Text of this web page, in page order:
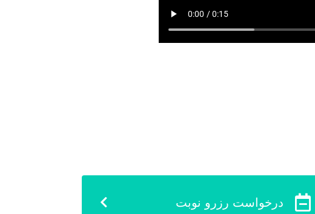
درخواست رزرو نوبت